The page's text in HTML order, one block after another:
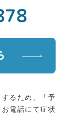
るため、「予
電話にて症状